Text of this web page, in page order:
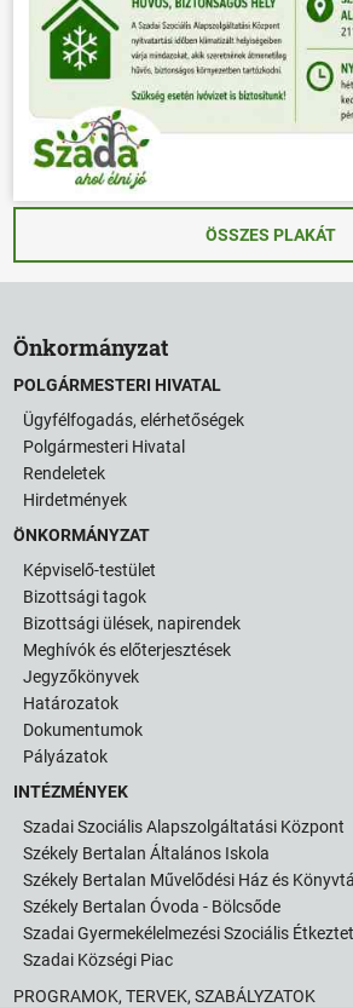
ÖSSZES PLAKÁT
Önkormányzat
POLGÁRMESTERI HIVATAL
Ügyfélfogadás, elérhetőségek
Polgármesteri Hivatal
Rendeletek
Hirdetmények
ÖNKORMÁNYZAT
Képviselő-testület
Bizottsági tagok
Bizottsági ülések, napirendek
Meghívók és előterjesztések
Jegyzőkönyvek
Határozatok
Dokumentumok
Pályázatok
INTÉZMÉNYEK
Szadai Szociális Alapszolgáltatási Központ
Székely Bertalan Általános Iskola
Székely Bertalan Művelődési Ház és
Székely Bertalan Óvoda - Bölcsőde
Szadai Gyermekélelmezési Szociális
Szadai Községi Piac
PROGRAMOK, TERVEK, SZABÁLYZATOK